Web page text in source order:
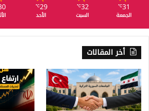
31
℃
الجمعة
32
℃
السبت
29
℃
الأحد
أخر المقالات